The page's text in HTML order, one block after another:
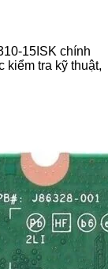
15ISK chính
kiểm tra kỹ thuật,